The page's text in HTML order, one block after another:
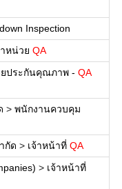
Inspection
หน่วย QA
ยประกันคุณภาพ - QA
> พนักงานควบคุม
กัด > เจ้าหน้าที่ QA
> เจ้าหน้าที่